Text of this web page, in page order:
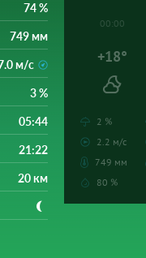
74 %
749 мм
м/с
3 %
05:44
21:22
20 км
00:00
+18°
2 %
2.2 м/с
749 мм
80 %